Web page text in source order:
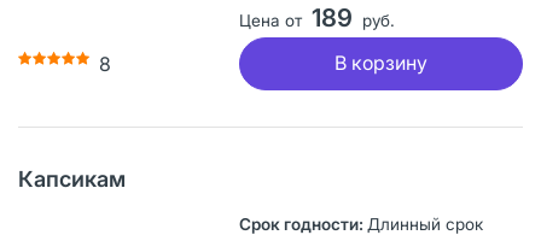
8
Цена от 189 руб.
В корзину
Капсикам
Длинный срок